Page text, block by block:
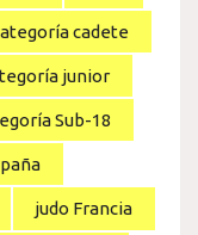
cadete
junior
Sub-18
judo Francia